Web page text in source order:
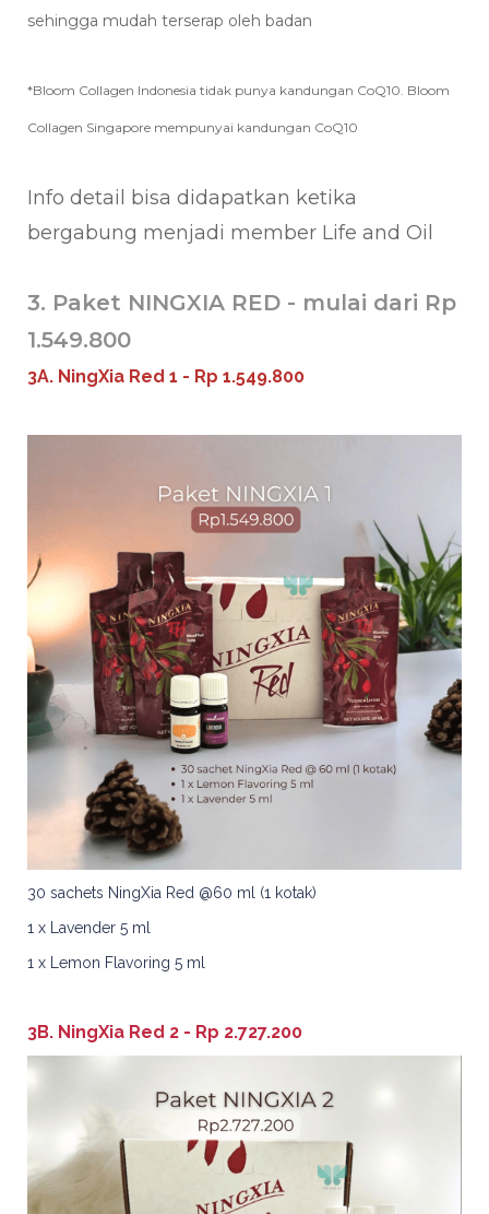
sehingga mudah terserap oleh badan
*Bloom Collagen Indonesia tidak punya kandungan CoQ10. Bloom
Collagen Singapore mempunyai kandungan CoQ10
Info detail bisa didapatkan ketika
bergabung menjadi member Life and Oil
3. Paket NINGXIA RED - mulai dari Rp
1.549.800
3A. NingXia Red 1 - Rp 1.549.800
30 sachets NingXia Red @60 ml (1 kotak)
1 x Lavender 5 ml
1 x Lemon Flavoring 5 ml
3B. NingXia Red 2 - Rp 2.727.200